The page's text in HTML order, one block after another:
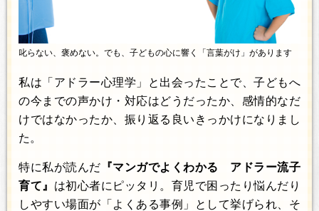
叱らない、褒めない。でも、子どもの心に響く「言葉がけ」があります
私は「アドラー心理学」と出会ったことで、子どもへ
の今までの声かけ・対応はどうだったか、感情的なだ
けではなかったか、振り返る良いきっかけになりまし
た。
特に私が読んだ 『マンガでよくわかる アドラー流子
育て』 は初心者にピッタリ。育児で困ったり悩んだり
しやすい場面が「よくある事例」として挙げられ、そ